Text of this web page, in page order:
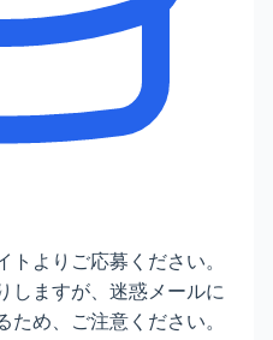
トよりご応募ください。
しますが、迷惑メールに
ため、ご注意ください。